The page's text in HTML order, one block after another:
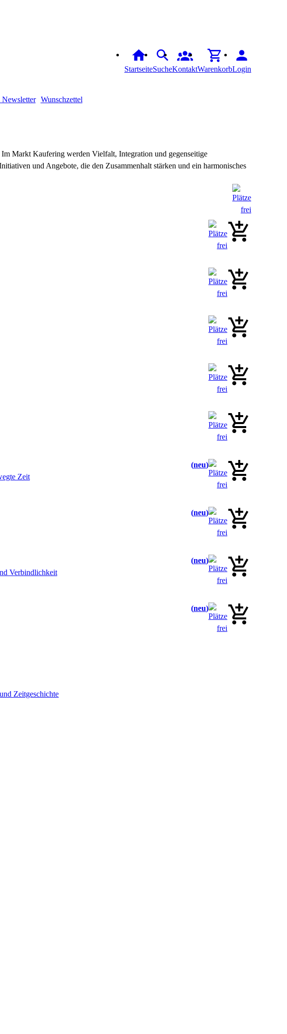
StartseiteSucheKontaktWarenkorbLogin
Newsletter Wunschzettel
Markt Kaufering werden Vielfalt, Integration und gegenseitige
und Angebote, die den Zusammenhalt stärken und ein harmonisches
neu
Zeit
neu
neu
Verbindlichkeit
neu
Zeitgeschichte